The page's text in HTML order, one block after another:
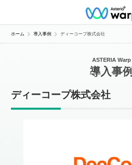
ホーム 導入事例 ディーコープ株式会社
ASTERIA Warp
導入事例
ディーコープ株式会社